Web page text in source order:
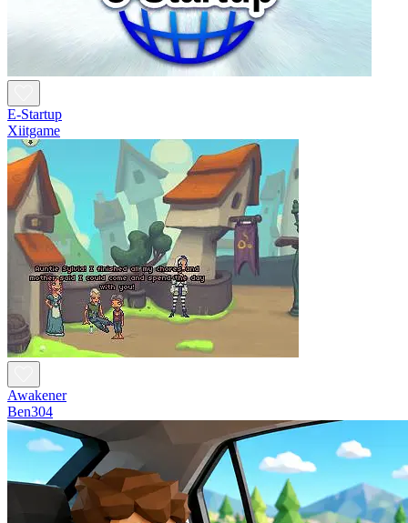
E-Startup
Xiitgame
Awakener
Ben304